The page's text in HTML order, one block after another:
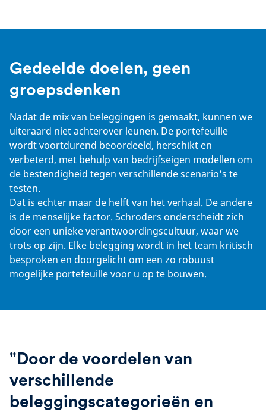
Gedeelde doelen, geen
groepsdenken
Nadat de mix van beleggingen is gemaakt, kunnen we
uiteraard niet achterover leunen. De portefeuille
wordt voortdurend beoordeeld, herschikt en
verbeterd, met behulp van bedrijfseigen modellen om
de bestendigheid tegen verschillende scenario's te
testen.
Dat is echter maar de helft van het verhaal. De andere
is de menselijke factor. Schroders onderscheidt zich
door een unieke verantwoordingscultuur, waar we
trots op zijn. Elke belegging wordt in het team kritisch
besproken en doorgelicht om een zo robuust
mogelijke portefeuille voor u op te bouwen.
"Door de voordelen van
verschillende
beleggingscategorieën en